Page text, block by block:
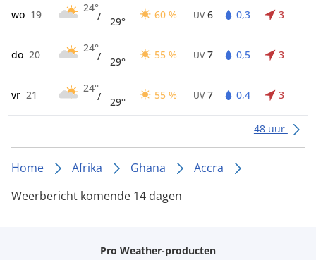
wo 19
24°
/ 29°
60 % UV 6 0,3 3
do 20
24°
/ 29°
55 % UV 7 0,5 3
vr 21
24°
/ 29°
55 % UV 7 0,4 3
48 uur
Home Afrika Ghana
Accra
Weerbericht komende 14 dagen
Pro Weather-producten